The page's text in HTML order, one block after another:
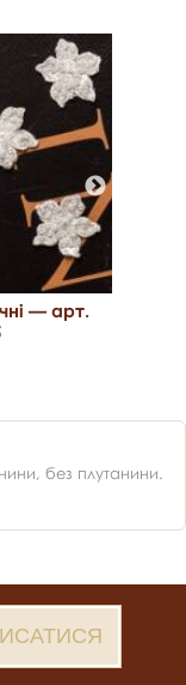
— арт.
без плутанини.